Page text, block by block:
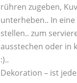
rühren zugeben,
unterheben.. In
stellen.. zum
ausstechen oder in
:)..
Dekoration – ist